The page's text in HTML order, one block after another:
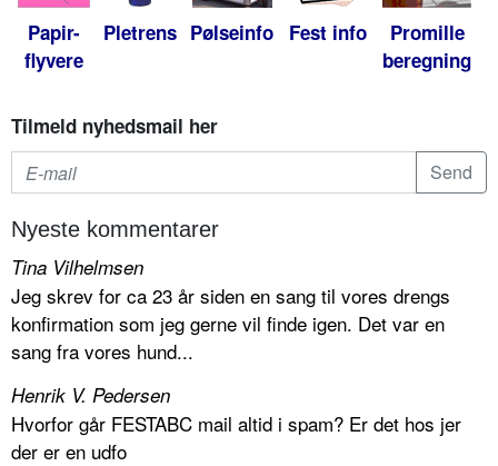
Papir-
flyvere
Pletrens Pølseinfo Fest info
Promille
beregning
Tilmeld nyhedsmail her
Nyeste kommentarer
Tina Vilhelmsen
Jeg skrev for ca 23 år siden en sang til vores drengs
konfirmation som jeg gerne vil finde igen. Det var en
sang fra vores hund...
Henrik V. Pedersen
Hvorfor går FESTABC mail altid i spam? Er det hos jer
der er en udfo